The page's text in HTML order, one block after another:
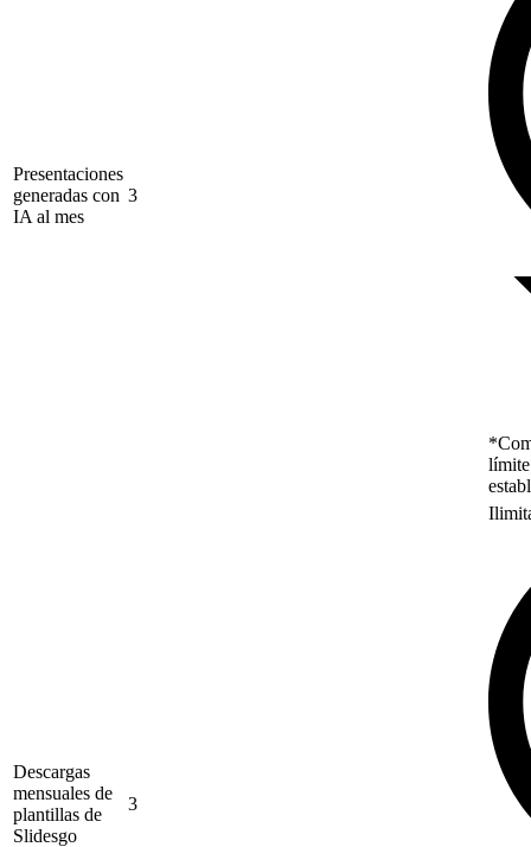
Presentaciones
generadas con
IA al mes
3
Descargas
mensuales de
plantillas de
Slidesgo
3